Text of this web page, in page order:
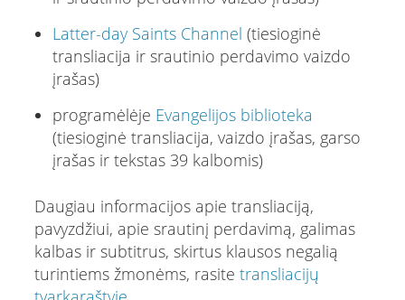
Latter-day Saints Channel (tiesioginė
transliacija ir srautinio perdavimo vaizdo
įrašas)
programėlėje Evangelijos biblioteka
(tiesioginė transliacija, vaizdo įrašas, garso
įrašas ir tekstas 39 kalbomis)
Daugiau informacijos apie transliaciją,
pavyzdžiui, apie srautinį perdavimą, galimas
kalbas ir subtitrus, skirtus klausos negalią
turintiems žmonėms, rasite transliacijų